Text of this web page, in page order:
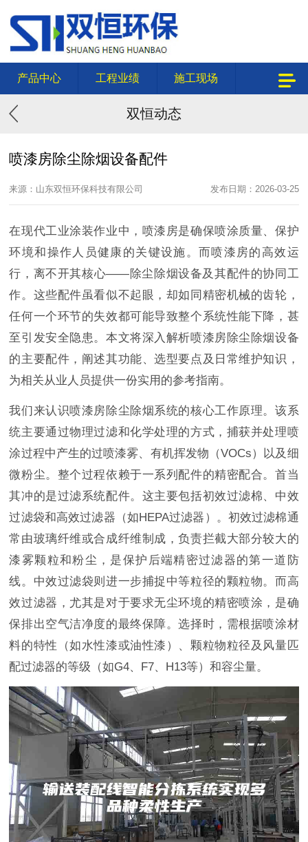
产品中心 工程业绩 施工现场
双恒动态
喷漆房除尘除烟设备配件
来源：山东双恒环保科技有限公司 发布日期：2026-03-25
在现代工业涂装作业中，喷漆房是确保喷涂质量、保护
环境和操作人员健康的关键设施。而喷漆房的高效运
行，离不开其核心——除尘除烟设备及其配件的协同工
作。这些配件虽看似不起眼，却如同精密机械的齿轮，
任何一个环节的失效都可能导致整个系统性能下降，甚
至引发安全隐患。本文将深入解析喷漆房除尘除烟设备
的主要配件，阐述其功能、选型要点及日常维护知识，
为相关从业人员提供一份实用的参考指南。
我们来认识喷漆房除尘除烟系统的核心工作原理。该系
统主要通过物理过滤和化学处理的方式，捕获并处理喷
涂过程中产生的过喷漆雾、有机挥发物（VOCs）以及细
微粉尘。整个过程依赖于一系列配件的精密配合。首当
其冲的是过滤系统配件。这主要包括初效过滤棉、中效
过滤袋和高效过滤器（如HEPA过滤器）。初效过滤棉通
常由玻璃纤维或合成纤维制成，负责拦截大部分较大的
漆雾颗粒和粉尘，是保护后端精密过滤器的第一道防
线。中效过滤袋则进一步捕捉中等粒径的颗粒物。而高
效过滤器，尤其是对于要求无尘环境的精密喷涂，是确
保排出空气洁净度的最终保障。选择时，需根据喷涂材
料的特性（如水性漆或油性漆）、颗粒物粒径及风量匹
配过滤器的等级（如G4、F7、H13等）和容尘量。